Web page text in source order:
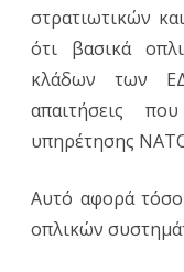
στρατιωτικών
ότι βασικά
κλάδων των
απαιτήσεις
υπηρέτησης
Αυτό αφορά
οπλικών